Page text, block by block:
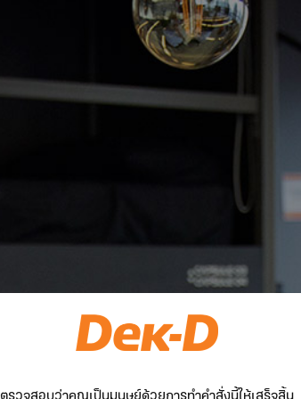
ตรวจสอบว่าคุณเป็นมนุษย์ด้วยการทำคำสั่งนี้ให้เสร็จสิ้น